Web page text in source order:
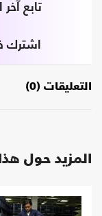
تابع
اشترك
التعليقات (0)
المزيد حول